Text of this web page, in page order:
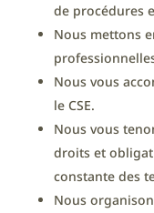
de procédures
Nous mettons
Nous vous
le CSE.
Nous vous
droits et
constante des
Nous